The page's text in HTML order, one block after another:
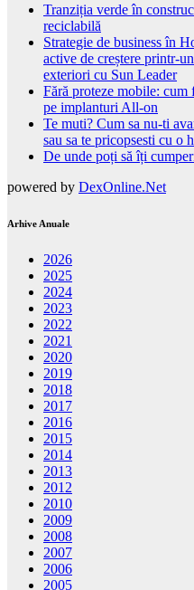
Tranziția verde în
reciclabilă
Strategie de business în
active de creștere printr-
exteriori cu Sun Leader
Fără proteze mobile: cum
pe implanturi All-on
Te muti? Cum sa nu-ti
sau sa te pricopsesti cu o
De unde poți să îți
powered by DexOnline.Net
Arhive Anuale
2026
2025
2024
2023
2022
2021
2020
2019
2018
2017
2016
2015
2014
2013
2012
2010
2009
2008
2007
2006
2005